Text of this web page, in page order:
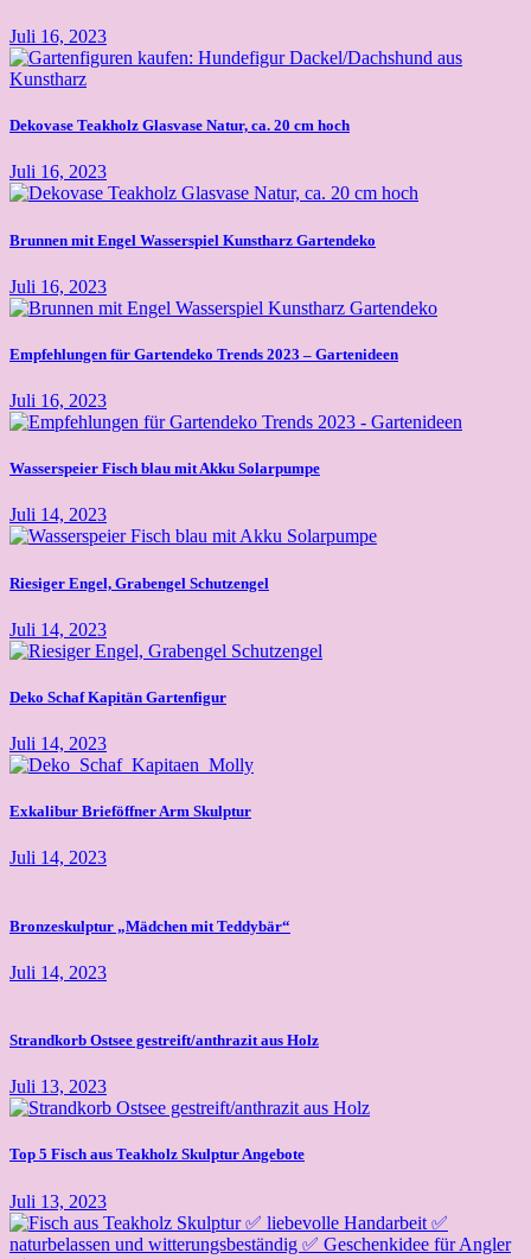
Juli 16, 2023
Dekovase Teakholz Glasvase Natur, ca. 20 cm hoch
Juli 16, 2023
Brunnen mit Engel Wasserspiel Kunstharz Gartendeko
Juli 16, 2023
Empfehlungen für Gartendeko Trends 2023 – Gartenideen
Juli 16, 2023
Wasserspeier Fisch blau mit Akku Solarpumpe
Juli 14, 2023
Riesiger Engel, Grabengel Schutzengel
Juli 14, 2023
Deko Schaf Kapitän Gartenfigur
Juli 14, 2023
Exkalibur Brieföffner Arm Skulptur
Juli 14, 2023
Bronzeskulptur „Mädchen mit Teddybär“
Juli 14, 2023
Strandkorb Ostsee gestreift/anthrazit aus Holz
Juli 13, 2023
Top 5 Fisch aus Teakholz Skulptur Angebote
Juli 13, 2023